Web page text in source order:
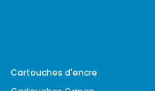
Cartouches d'encre